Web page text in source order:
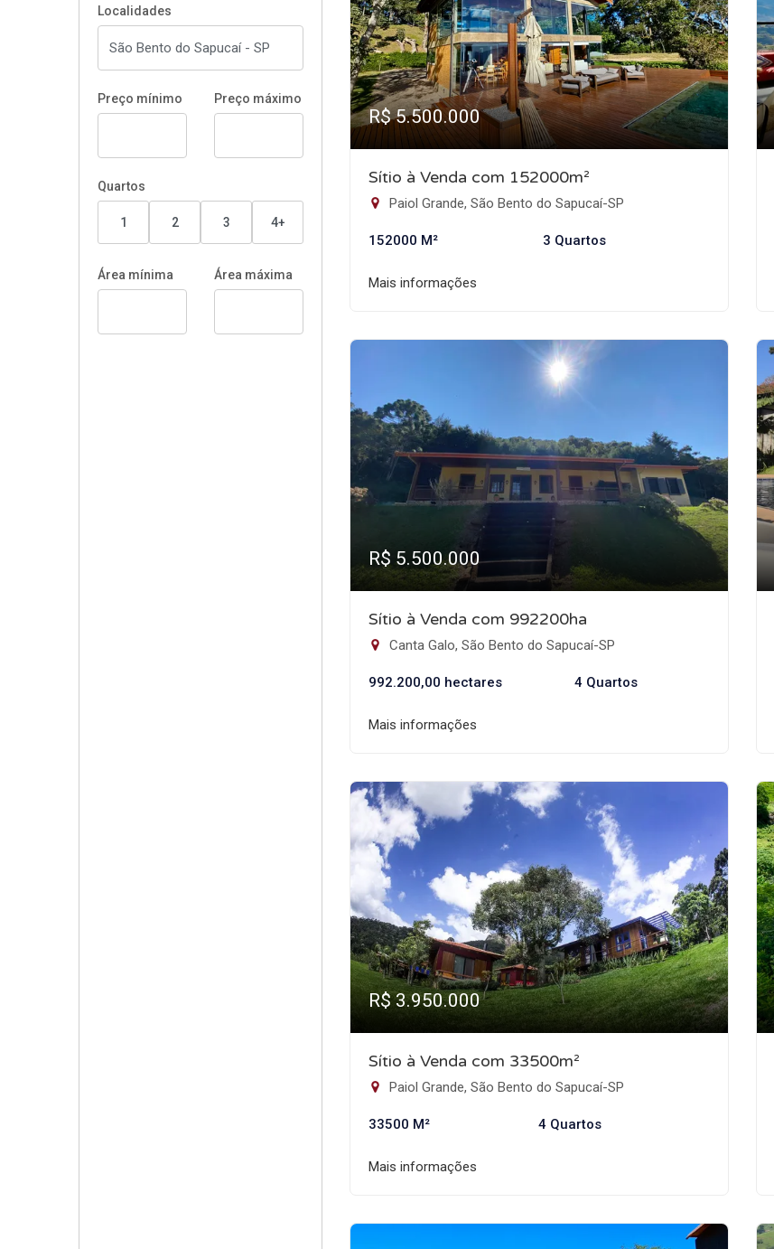
Localidades
Preço mínimo Preço máximo
Quartos
1 2 3 4+
Área mínima Área máxima
R$ 5.500.000
Sítio à Venda com 152000m²
Paiol Grande, São Bento do Sapucaí-SP
152000 M² 3 Quartos
Mais informações
R$ 5.500.000
Sítio à Venda com 992200ha
Canta Galo, São Bento do Sapucaí-SP
992.200,00 hectares 4 Quartos
Mais informações
R$ 3.950.000
Sítio à Venda com 33500m²
Paiol Grande, São Bento do Sapucaí-SP
33500 M² 4 Quartos
Mais informações